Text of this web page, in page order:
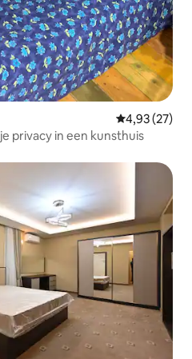
Gemiddelde
4,93 (27)
privacy in een kunsthuis